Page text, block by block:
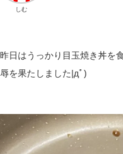
しむ
昨日はうっかり目玉焼き丼を
辱を果たしました|дﾟ)